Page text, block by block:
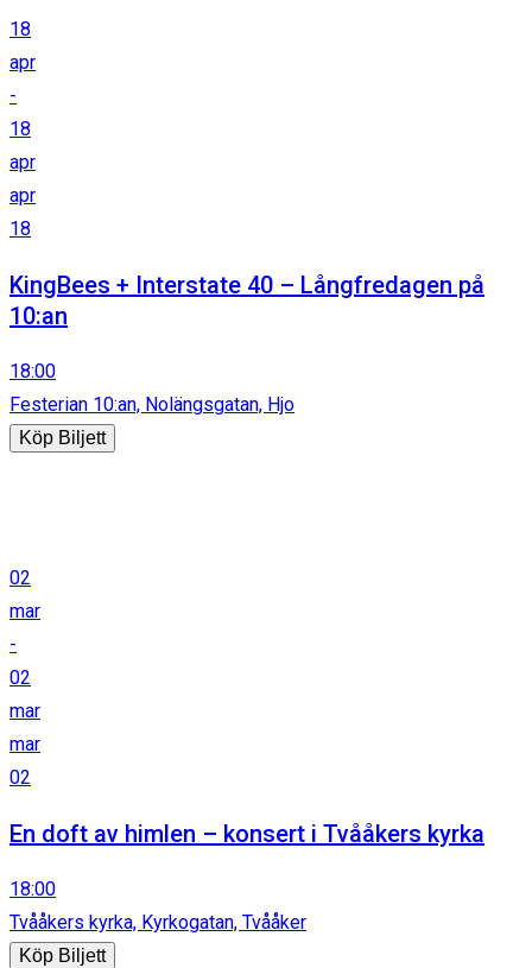
18
apr
-
18
apr
apr
18
KingBees + Interstate 40 – Långfredagen på
10:an
18:00
Festerian 10:an, Nolängsgatan, Hjo
Köp Biljett
02
mar
-
02
mar
mar
02
En doft av himlen – konsert i Tvååkers kyrka
18:00
Tvååkers kyrka, Kyrkogatan, Tvååker
Köp Biljett